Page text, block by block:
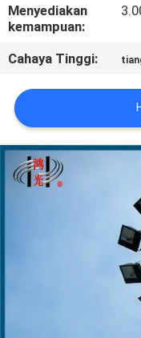
HUBUNGI
KAMI
BERITA
PENAWARAN
KEBIJAKAN
Menyediakan
kemampuan:
Cahaya Tinggi: